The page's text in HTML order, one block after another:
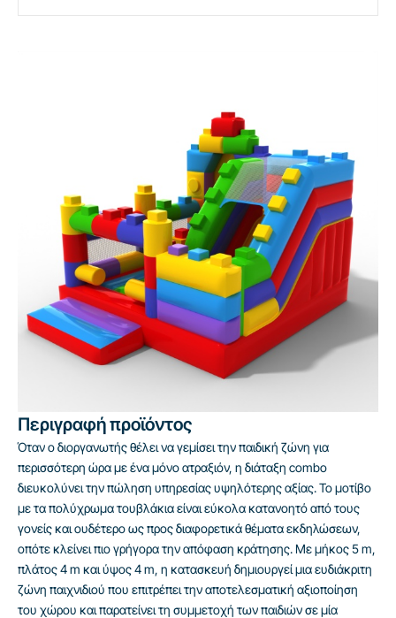
Περιγραφή προϊόντος
Όταν ο διοργανωτής θέλει να γεμίσει την παιδική ζώνη για
περισσότερη ώρα με ένα μόνο ατραξιόν, η διάταξη combo
διευκολύνει την πώληση υπηρεσίας υψηλότερης αξίας. Το μοτίβο
με τα πολύχρωμα τουβλάκια είναι εύκολα κατανοητό από τους
γονείς και ουδέτερο ως προς διαφορετικά θέματα εκδηλώσεων,
οπότε κλείνει πιο γρήγορα την απόφαση κράτησης. Με μήκος 5 m,
πλάτος 4 m και ύψος 4 m, η κατασκευή δημιουργεί μια ευδιάκριτη
ζώνη παιχνιδιού που επιτρέπει την αποτελεσματική αξιοποίηση
του χώρου και παρατείνει τη συμμετοχή των παιδιών σε μία